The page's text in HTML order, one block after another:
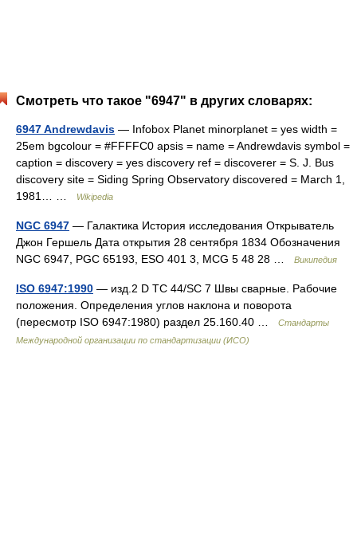
Смотреть что такое "6947" в других словарях:
6947 Andrewdavis — Infobox Planet minorplanet = yes width =
25em bgcolour = #FFFFC0 apsis = name = Andrewdavis symbol =
caption = discovery = yes discovery ref = discoverer = S. J. Bus
discovery site = Siding Spring Observatory discovered = March 1,
1981… …
Wikipedia
NGC 6947 — Галактика История исследования Открыватель
Джон Гершель Дата открытия 28 сентября 1834 Обозначения
NGC 6947, PGC 65193, ESO 401 3, MCG 5 48 28 …
Википедия
ISO 6947:1990 — изд.2 D TC 44/SC 7 Швы сварные. Рабочие
положения. Определения углов наклона и поворота
(пересмотр ISO 6947:1980) раздел 25.160.40 …
Стандарты
Международной организации по стандартизации (ИСО)